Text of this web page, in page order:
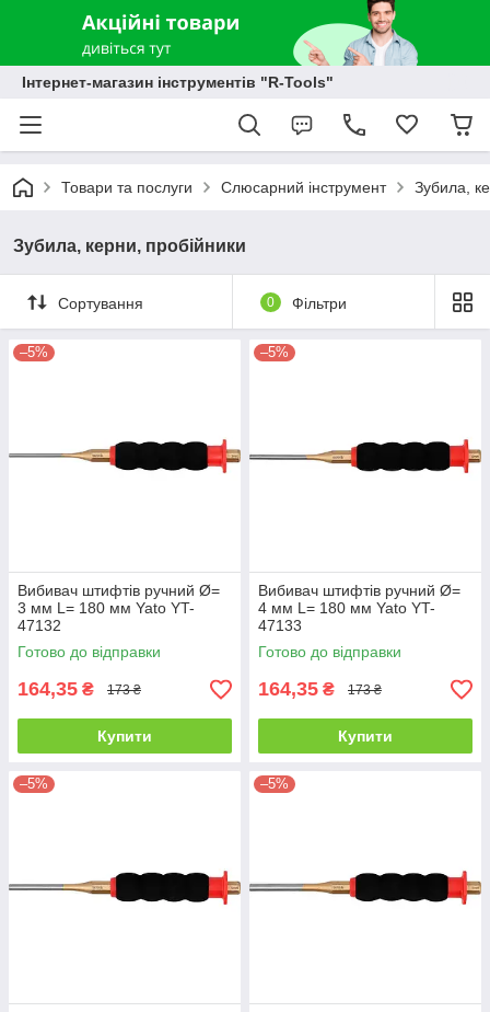
Інтернет-магазин інструментів "R-Tools"
Товари та послуги Слюсарний інструмент Зубила,
Зубила, керни, пробійники
Сортування 0 Фільтри
–5%
Вибивач штифтів ручний Ø=
3 мм L= 180 мм Yato YT-
47132
Готово до відправки
164,35 ₴ 173 ₴
Купити
–5%
Вибивач штифтів ручний Ø=
4 мм L= 180 мм Yato YT-
47133
Готово до відправки
164,35 ₴ 173 ₴
Купити
–5% –5%